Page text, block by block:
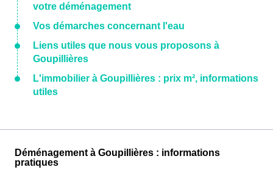
votre déménagement
Vos démarches concernant l'eau
Liens utiles que nous vous proposons à
Goupillières
L'immobilier à Goupillières : prix m², informations
utiles
Déménagement à Goupillières : informations
pratiques